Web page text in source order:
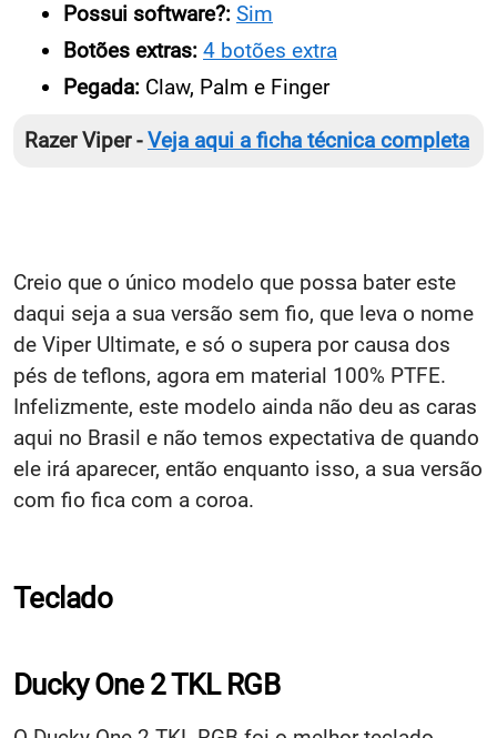
Possui software?: Sim
Botões extras: 4 botões extra
Pegada: Claw, Palm e Finger
Razer Viper -Veja aqui a ficha técnica completa
Creio que o único modelo que possa bater este
daqui seja a sua versão sem fio, que leva o nome
de Viper Ultimate, e só o supera por causa dos
pés de teflons, agora em material 100% PTFE.
Infelizmente, este modelo ainda não deu as caras
aqui no Brasil e não temos expectativa de quando
ele irá aparecer, então enquanto isso, a sua versão
com fio fica com a coroa.
Teclado
Ducky One 2 TKL RGB